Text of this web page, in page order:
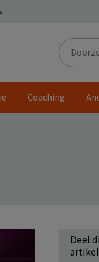
Doorzoek
de
site
Coaching
Deel
artikel